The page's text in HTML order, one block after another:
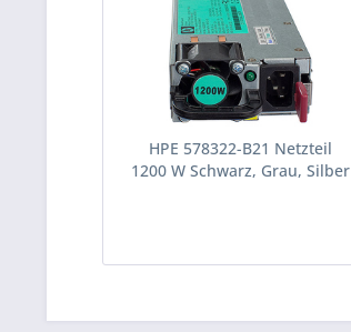
HPE 578322-B21 Netzteil
1200 W Schwarz, Grau, Silber